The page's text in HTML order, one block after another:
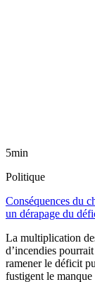
5min
Politique
Conséquences du
un dérapage du
La multiplication
d’incendies
ramener le déficit
fustigent le manque